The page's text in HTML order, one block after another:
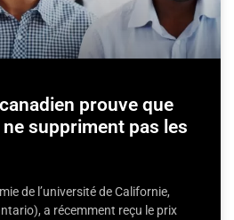
prouve que
suppriment pas les
de l’université de Californie,
a récemment reçu le prix